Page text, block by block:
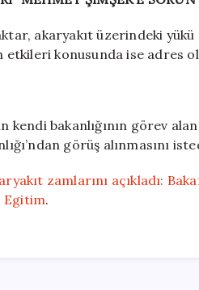
akaryakıt üzerindeki
etkileri konusunda ise adres
kendi bakanlığının görev
görüş alınmasını
zamlarını açıkladı:
Egitim.